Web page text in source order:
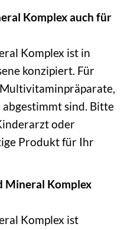
Komplex auch für
Komplex ist in
konzipiert. Für
sind. Bitte
oder
Produkt für Ihr
Mineral Komplex
Komplex ist